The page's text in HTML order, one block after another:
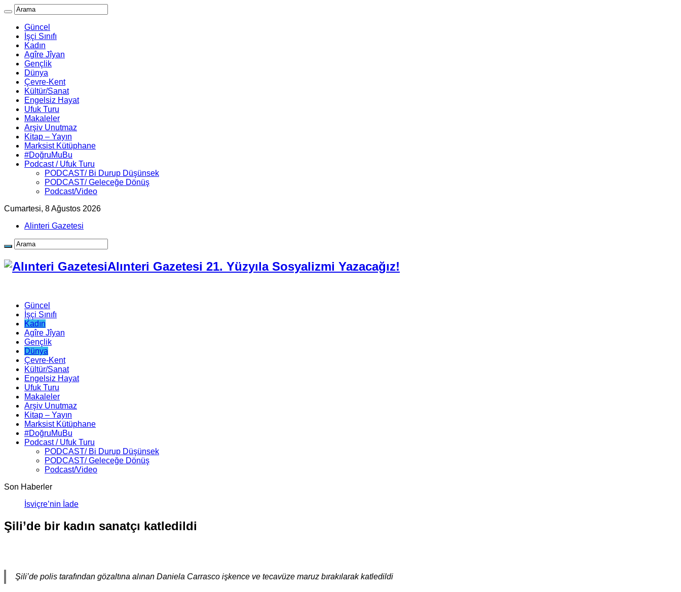
Güncel
İşçi Sınıfı
Kadın
Agîre Jîyan
Gençlik
Dünya
Çevre-Kent
Kültür/Sanat
Engelsiz Hayat
Ufuk Turu
Makaleler
Arşiv Unutmaz
Kitap – Yayın
Marksist Kütüphane
#DoğruMuBu
Podcast / Ufuk Turu
PODCAST/ Bi Durup Düşünsek
PODCAST/ Geleceğe Dönüş
Podcast/Video
Cumartesi, 8 Ağustos 2026
Alinteri Gazetesi
Alınteri Gazetesi 21. Yüzyıla Sosyalizmi Yazacağız!
Güncel
İşçi Sınıfı
Kadın
Agîre Jîyan
Gençlik
Dünya
Çevre-Kent
Kültür/Sanat
Engelsiz Hayat
Ufuk Turu
Makaleler
Arşiv Unutmaz
Kitap – Yayın
Marksist Kütüphane
#DoğruMuBu
Podcast / Ufuk Turu
PODCAST/ Bi Durup Düşünsek
PODCAST/ Geleceğe Dönüş
Podcast/Video
Son Haberler
İsviçre’nin İade Ettiği Bahar
Şili’de bir kadın sanatçı katledildi
Şili’de polis tarafından gözaltına alınan Daniela Carrasco işkence ve tecavüze maruz bırakılarak katledildi